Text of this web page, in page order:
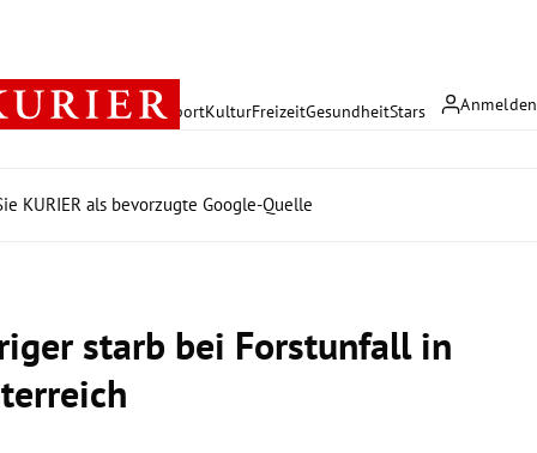
Anmelden
PolitikWirtschaft SportKulturFreizeitGesundheitStars
KURIER als bevorzugte Google-Quelle
starb bei Forstunfall in